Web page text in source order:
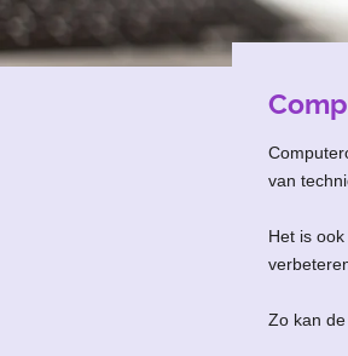
van
Het is
Zo kan